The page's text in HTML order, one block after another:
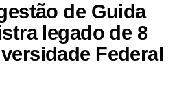
de Guida
legado de 8
Federal